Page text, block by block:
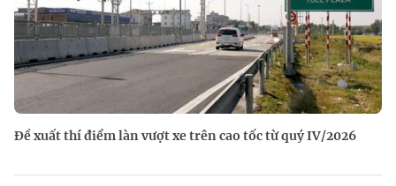
Đề xuất thí điểm làn vượt xe trên cao tốc từ quý IV/2026